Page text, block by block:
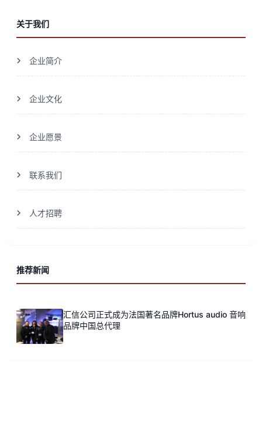
关于我们
企业简介
企业文化
企业愿景
联系我们
人才招聘
推荐新闻
汇信公司正式成为法国著名品牌Hortus audio 音响
品牌中国总代理